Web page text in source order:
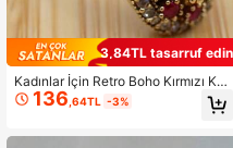
3,84TL tasarruf edin
Kadınlar İçin Retro Boho Kırmızı Küb
ik Zirkonya İki Ton Altın Yüzük Ben
zersiz Gümüş Yüzük Türk El Yapımı
136 ,64TL -3%